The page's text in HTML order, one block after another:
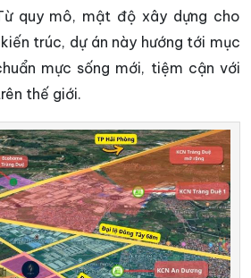
quy mô, mật độ xây dựng cho
trúc, dự án này hướng tới mục
mực sống mới, tiệm cận với
thế giới.